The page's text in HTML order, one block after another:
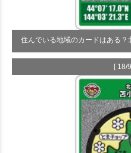
住んでいる地域のカードはある
[ 18/